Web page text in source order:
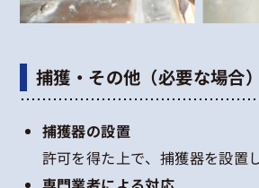
捕獲・その他（必要な場合）
捕獲器の設置
許可を得た上で、捕獲器を設置